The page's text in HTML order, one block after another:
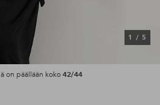
1 / 5
on päällään koko42/44